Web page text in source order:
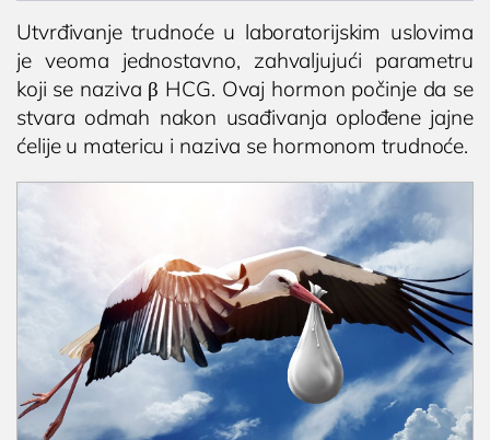
Kondilomi, dijagnostika i lečenje
Cistoskopija
IMUNOLOGIJA
Pregled imunologa
Dijagnostika alergija
Ispitivanje oslabljenog imuniteta
Tromesečna transformacija: Od hronične
upale do trajnog zdravlja
OPŠTA I INTERNA MEDICINA
OPŠTA MEDICINA
Lekar opšte prakse
Utvrđivanje trudnoće u laboratorijskim uslovima
je veoma jednostavno, zahvaljujući parametru
koji se naziva β HCG. Ovaj hormon počinje da se
stvara odmah nakon usađivanja oplođene jajne
ćelije u matericu i naziva se hormonom trudnoće.